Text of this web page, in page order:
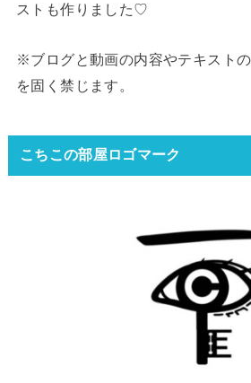
ストも作りました♡
※ブログと動画の内容やテキスト
を固く禁じます。
こちこの部屋ロゴマーク